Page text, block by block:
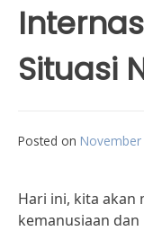
Situasi
Posted on
Hari ini, kita akan
kemanusiaan